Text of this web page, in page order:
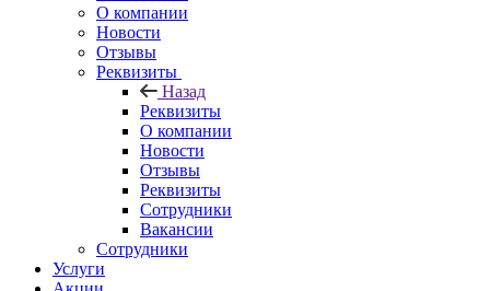
О компании
Новости
Отзывы
Реквизиты
Назад
Реквизиты
О компании
Новости
Отзывы
Реквизиты
Сотрудники
Вакансии
Сотрудники
Услуги